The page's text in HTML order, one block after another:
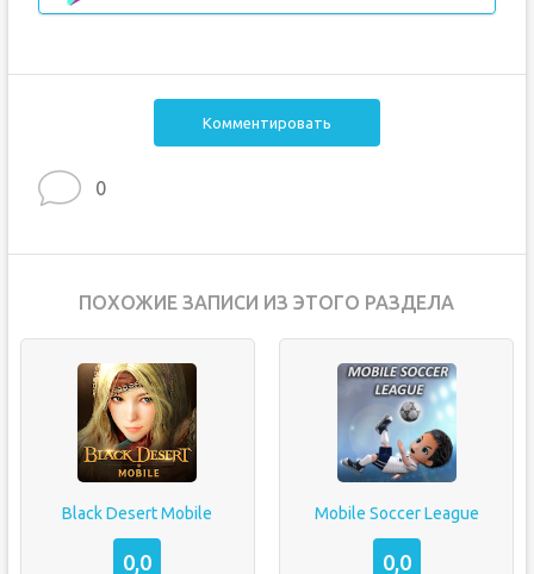
Комментировать
0
ПОХОЖИЕ ЗАПИСИ ИЗ ЭТОГО РАЗДЕЛА
Black Desert Mobile
0,0
Mobile Soccer League
0,0